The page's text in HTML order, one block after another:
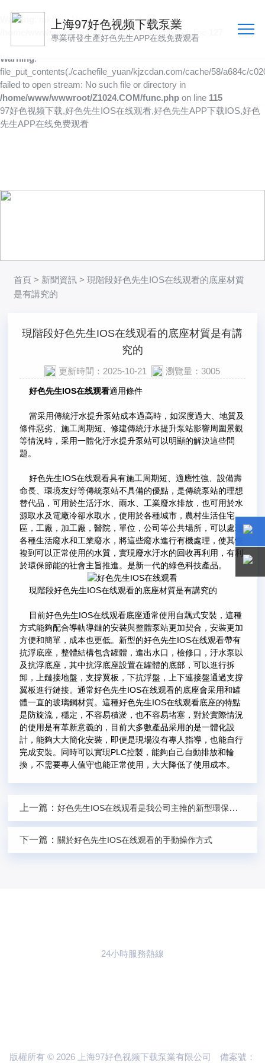
Warning
: mkdir(): No space left on device in
/home/www/wwwroot/Z1024.COM/func.phpon line
Warning:
file_put_contents(./cachefile_yuan/kjzcdan.com/cache/58/a684c/
failed to open stream: No such file or directory in
/home/www/wwwroot/Z1024.COM/func.php on line 115
97好色视频下载,好色先生IOS在线观看,好色先生APP下载IOS,好色
先生APP在线免费观看
上海97好色视频下载泵業
專業研發生產好色先生APP在线免费观看
首頁 > 新聞資訊 > 現階段好色先生IOS在线观看的底座材質
是有講究的
現階段好色先生IOS在线观看的底座材質是有講
究的
更新時間：2025-10-21 瀏覽量：3005
好色先生IOS在线观看適用條件
當采用傳統汙水提升泵站成本過高時，如深度過大、地質及
條件惡劣、施工周期短、修建傳統汙水提升泵站影響周圍景觀
等情況時，采用一體化汙水提升泵站可以明顯的解決這些問
題。
好色先生IOS在线观看具有施工周期短、適應性強、設備壽
命長、環境友好等傳統泵站不具備的優點，是傳統泵站的理想
替代品，可用於生活汙水、雨水、工業廢水排放，也可用於水
源取水及電廠冷卻水取水，使用於各種城市，農村生活住宅
區，工廠，加工廠，醫院，單位，公司等公共場所，可以處理
各種生活廢水和工業廢水，將這些廢水進行有機處理，使其恢
複到可以正常使用的水質，實現廢水汙水的回收再利用，有利
於環保節能的社會主旨推進。是新一代的綠色科技產品。
現階段好色先生IOS在线观看的底座材質是有講究的
目前好色先生IOS在线观看底座通常使用自藕式安裝，這種
方式能夠配合導軌導鏈的安裝與整體泵站更加契合，安裝更加
方便和簡單，成本也更低。新型的好色先生IOS在线观看帶有
抗浮底座，整體結構包含罐體，進出水口，檢修口，汙水泵以
及抗浮底座，其中抗浮底座設置在罐體的底部，可以進行拆
卸，上鏈接地盤，支撐翼板，下抗浮盤，上下連接盤通過支撐
翼板進行鏈接。通常好色先生IOS在线观看的底座會采用和罐
體一直的玻璃鋼材質。這種好色先生IOS在线观看底座的特點
是防旋流，穩定，不容易積淤，也不容易堵塞，對於實際情況
的使用是有革新意義的，目前大多數產品采用的是一體化設
計，能夠大大簡化安裝，即便是現場沒有專人指導，也能自行
完成安裝。同時可以實現PLC控製，能夠自己自動排放和輪
換，不需要專人值守也能正常使用，大大降低了使用成本。
上一篇：好色先生IOS在线观看是我公司主推的新型環保係列產品
下一篇：關於好色先生IOS在线观看的手動操作方式
24小時服務熱線
版權所有 © 2026 上海97好色视频下载泵業有限公司 備案號：